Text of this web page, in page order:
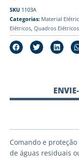
SKU 1103A
Categorias: Material
Elétricos, Quadros Elétricos
Comando e
de águas residuais